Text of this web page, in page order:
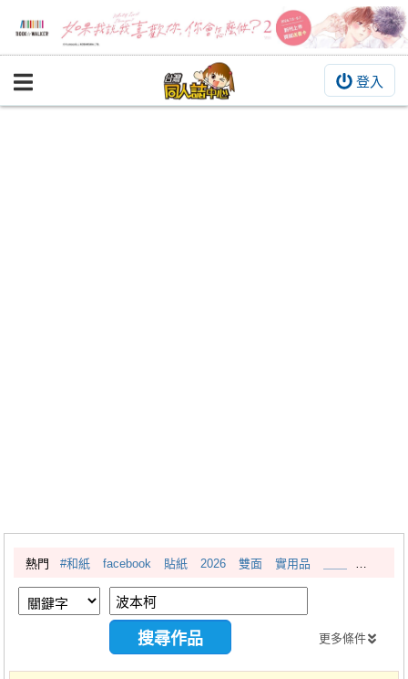
登入
BOOKY書集倉庫
繪圖藝廊
交流中心
攤位轉讓區
會員中心
熱門 #和紙 facebook 貼紙 2026 雙面 實用品
更多條件